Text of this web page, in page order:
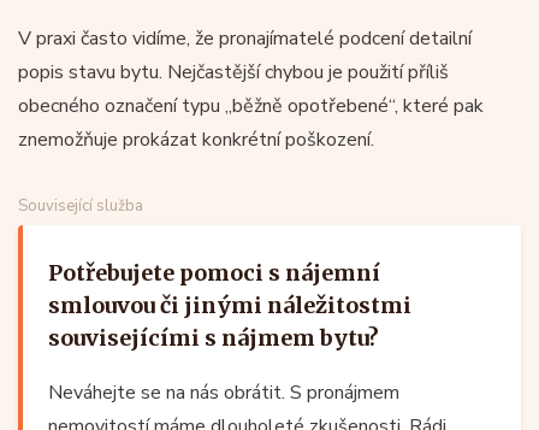
V praxi často vidíme, že pronajímatelé podcení detailní
popis stavu bytu. Nejčastější chybou je použití příliš
obecného označení typu „běžně opotřebené“, které pak
znemožňuje prokázat konkrétní poškození.
Související služba
Potřebujete pomoci s nájemní
smlouvou či jinými náležitostmi
souvisejícími s nájmem bytu?
Neváhejte se na nás obrátit. S pronájmem